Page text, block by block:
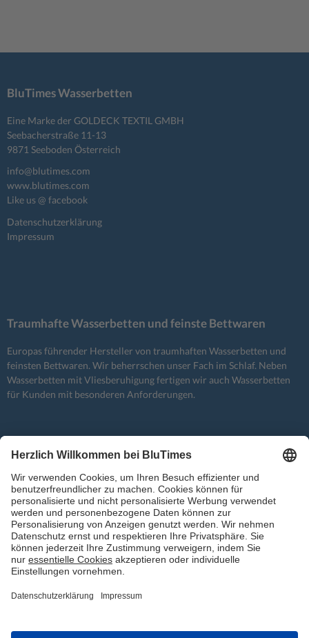
BluTimes Wasserbetten
Eine Marke der GOLDECK TEXTIL GMBH
Seebacherstraße 11-13
9871 Seeboden Österreich
info@blutimes.com
www.blutimes.com
Like us @ facebook
Datenschutzerklärung
Impressum
Traumhafte Wasserbetten und feinste Bettwaren
Europas führender Hersteller von traumhaften Wasserbetten und
feinsten Bettwaren. Wir beherrschen unser Fach im Schlaf. Neben
Wasserbetten mit Vliesberuhigung fertigen wir auch Wasserbetten
für Kunden mit besonderen Anforderungen.
BluCloud | Schlagwörter
Allergien atmung Bauchlage bezug Decke einschlaftipps Entspannung
Erholung Fachberatung Faser Gefühl geschichte Gesund Gesundheit
Haustiere Hygiene jubiläum Komfort Komponenten Langlebigkeit Liebesleben
Matratze milben Mythos Pflege Reinigung Rückenschmerzen
Schlafen schlaftemperatur